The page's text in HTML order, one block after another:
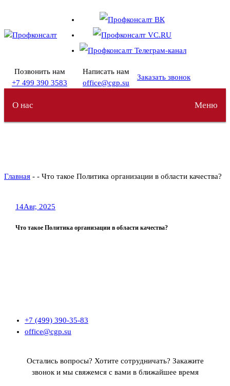
содержимому
Позвонить нам
+7 499 390 3583
Написать нам
office@cgp.su
Заказать звонок
О нас Меню
Главная - - Что такое Политика организации в области качества?
14Авг, 2025
Что такое Политика организации в области качества?
+7 (499) 390-35-83
office@cgp.su
Остались вопросы? Хотите сотрудничать? Закажите
звонок и мы свяжемся с вами в ближайшее время